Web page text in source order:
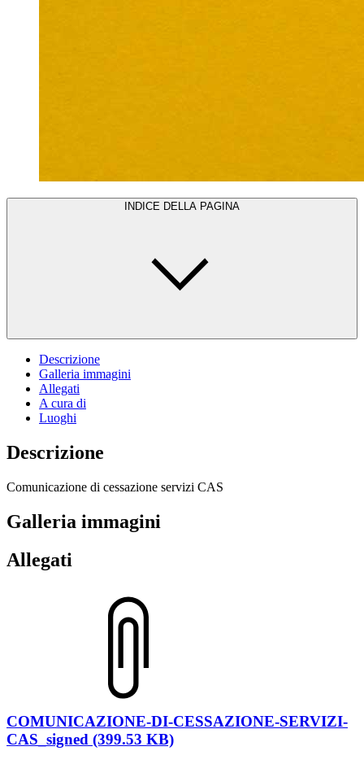
INDICE DELLA PAGINA
Descrizione
Galleria immagini
Allegati
A cura di
Luoghi
Descrizione
Comunicazione di cessazione servizi CAS
Galleria immagini
Allegati
COMUNICAZIONE-DI-CESSAZIONE-SERVIZI-
CAS_signed (399.53 KB)